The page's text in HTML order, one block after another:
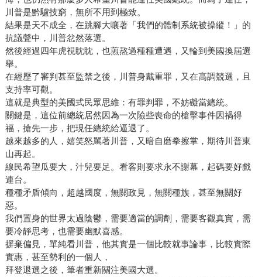
川普是黔驢技窮，無所不用到極致。
結果是天不成全，在跳腳大嚷著「我們的體制系統被操縱！」的
抗議聲中，川普忿然落選。
然後經過四年虎視眈眈，也煎熬過種種遭遇，又輪到美國換屆選
舉。
在經歷了審判甚至監禁之後，川普身戴重罪，又在高調競選，且
支持率可觀。
這就是典型的美國式民眾思維：有罪判罪，不妨礙當總統。
關鍵是，這位前總統居然因為一次險些喪命的槍擊事件因禍得
福，搶先一步，把現任總統給逼退了。
越來越多的人，嬉笑怒駡著川普，又暗自磨拳擦掌，期待川普東
山再起。
線民希望瓜要大，汁兒要足。看客則要求永不謝幕，起碼要好戲
連台。
種種矛盾傾向，超越國度，無關政見，無關種族，甚至無關好
惡。
我們置身的世界太過陰鬱，需要適當的調劑，需要客觀真實，需
要冷靜思考，也需要幽默喜感。
摒棄偏見，單純看川普，他其實是一個比較就事論事，比較實際
實惠，甚至勢利的一個人，
拜登退選之後，筆者重新關注美國大選。